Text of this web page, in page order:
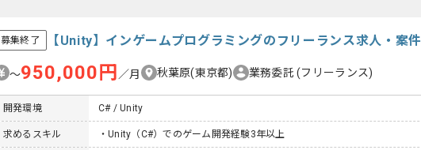
募集終了 【Unity】インゲームプログラミングのフリーランス求人・案件
〜950,000円 ／月 秋葉原(東京都) 業務委託(フリーランス)
開発環境 C# / Unity
求めるスキル ・Unity（C#）でのゲーム開発経験3年以上